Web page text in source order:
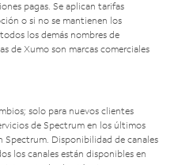
pagas. Se aplican tarifas
o si no se mantienen los
los demás nombres de
de Xumo son marcas comerciales
solo para nuevos clientes
de Spectrum en los últimos
Spectrum. Disponibilidad de canales
los canales están disponibles en